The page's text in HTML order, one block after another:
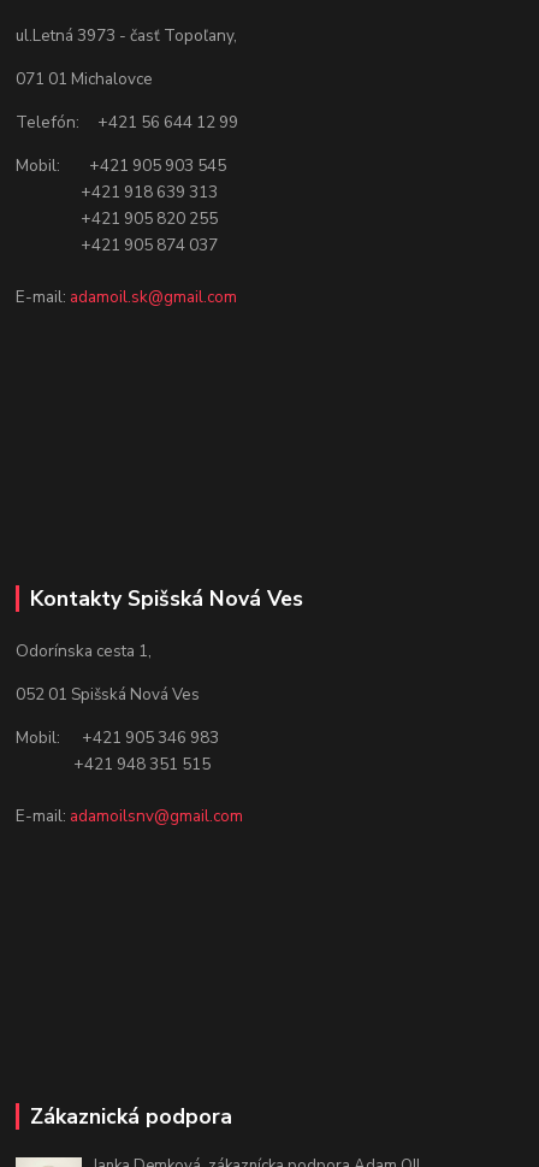
ul.Letná 3973 - časť Topoľany,
071 01 Michalovce
Telefón: +421 56 644 12 99
Mobil: +421 905 903 545
+421 918 639 313
+421 905 820 255
+421 905 874 037
E-mail: adamoil.sk@gmail.com
Kontakty Spišská Nová Ves
Odorínska cesta 1,
052 01 Spišská Nová Ves
Mobil: +421 905 346 983
+421 948 351 515
E-mail: adamoilsnv@gmail.com
Zákaznická podpora